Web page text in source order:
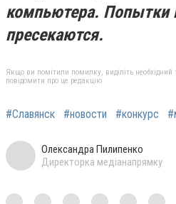
компьютера. Попытки
пресекаются.
Якщо ви помітили помилку, виділіть необхідний
повідомити про це редакцію
#Славянск #новости #конкурс
Олександра Пилипенко
Директорка медіанапрямку